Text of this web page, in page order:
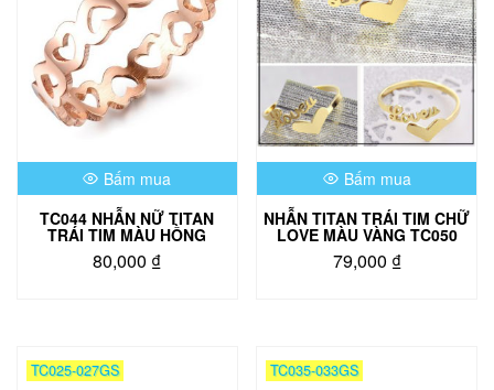
Bấm mua
TC044 NHẪN NỮ TITAN
TRÁI TIM MÀU HỒNG
80,000 ₫
Bấm mua
NHẪN TITAN TRÁI TIM CHỮ
LOVE MÀU VÀNG TC050
79,000 ₫
TC025-027GS TC035-033GS